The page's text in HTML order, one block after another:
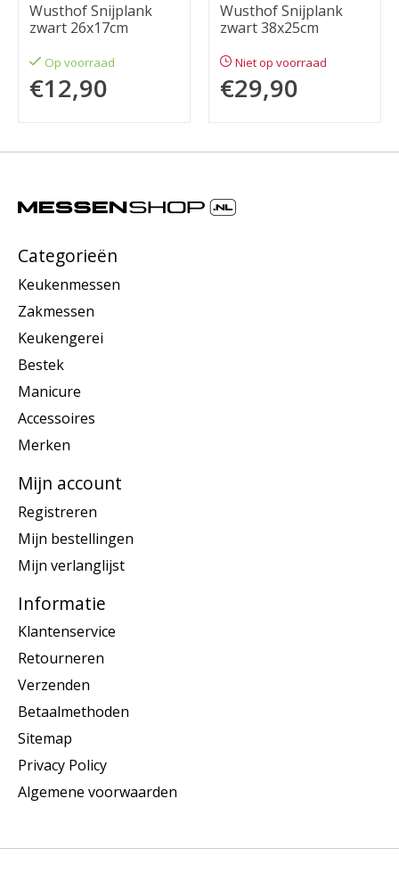
Wusthof Snijplank
zwart 26x17cm
Op voorraad
€12,90
Wusthof Snijplank
zwart 38x25cm
Niet op voorraad
€29,90
Categorieën
Keukenmessen
Zakmessen
Keukengerei
Bestek
Manicure
Accessoires
Merken
Mijn account
Registreren
Mijn bestellingen
Mijn verlanglijst
Informatie
Klantenservice
Retourneren
Verzenden
Betaalmethoden
Sitemap
Privacy Policy
Algemene voorwaarden